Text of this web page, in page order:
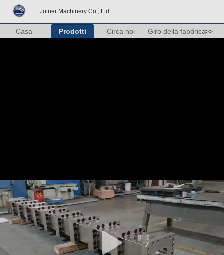
Joiner Machinery Co., Ltd.
Casa Prodotti Circa noi Giro della fabbrica>>